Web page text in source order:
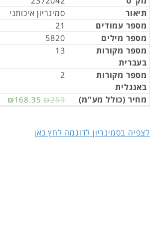
תיאור
סמינריון איכותני
מספר עמודים
21
מספר מילים
5820
מספר מקורות
בעברית
13
מספר מקורות
באנגלית
2
מחיר (כולל מע"מ) ₪168.35 ₪259
לצפיה בסמינריון לדוגמה לחץ כאן